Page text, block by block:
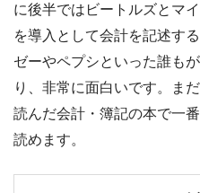
に後半ではビートルズとマ
を導入として会計を記述す
ゼーやペプシといった誰も
り、非常に面白いです。ま
読んだ会計・簿記の本で一
読めます。